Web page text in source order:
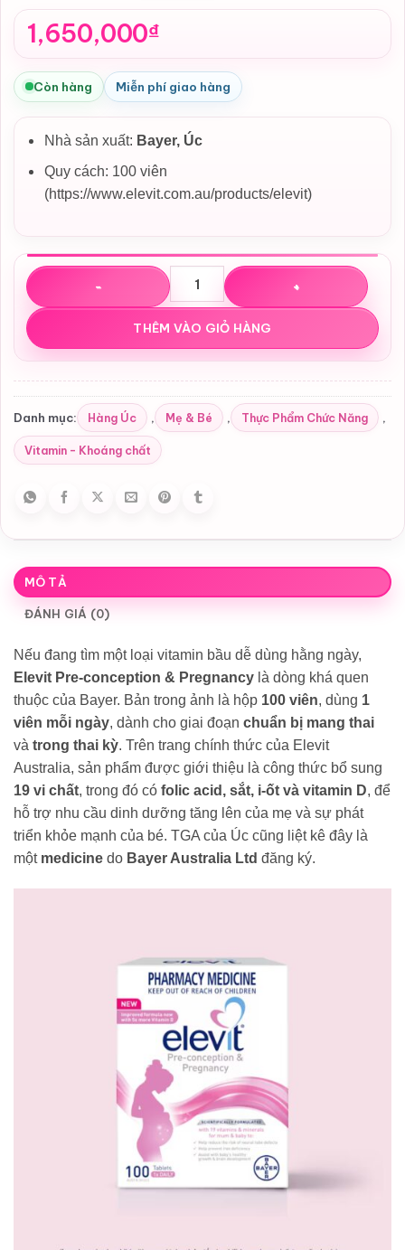
1,650,000₫
Còn hàng Miễn phí giao hàng
Nhà sản xuất: Bayer, Úc
Quy cách: 100 viên
(https://www.elevit.com.au/products/elevit)
Vitamin bầu Elevit Hồng 100 viên Bayer cho giai đoạn
THÊM VÀO GIỎ HÀNG
Danh mục: Hàng Úc , Mẹ & Bé , Thực Phẩm Chức Năng ,
Vitamin - Khoáng chất
MÔ TẢ
ĐÁNH GIÁ (0)
Nếu đang tìm một loại vitamin bầu dễ dùng hằng ngày,
Elevit Pre-conception & Pregnancy là dòng khá quen
thuộc của Bayer. Bản trong ảnh là hộp 100 viên, dùng 1
viên mỗi ngày, dành cho giai đoạn chuẩn bị mang thai
và trong thai kỳ. Trên trang chính thức của Elevit
Australia, sản phẩm được giới thiệu là công thức bổ sung
19 vi chất, trong đó có folic acid, sắt, i-ốt và vitamin D, để
hỗ trợ nhu cầu dinh dưỡng tăng lên của mẹ và sự phát
triển khỏe mạnh của bé. TGA của Úc cũng liệt kê đây là
một medicine do Bayer Australia Ltd đăng ký.